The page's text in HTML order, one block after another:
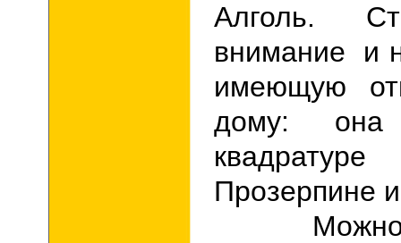
Алголь.
внимание и
имеющую
дому: она
Прозерпине
Можно